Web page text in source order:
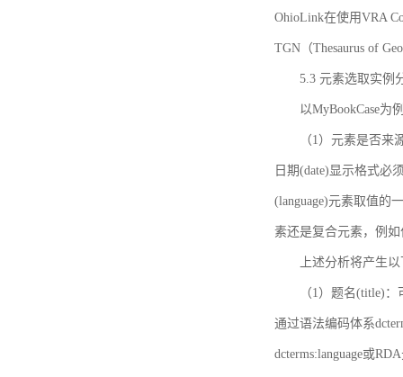
OhioLink在使用VRA
TGN（Thesaurus of
5.3 元素选取实例
以MyBookCase为
（1）元素是否
日期(date)显示格式必
(language)元素取值的
素还是复合元素，例
上述分析将产生
（1）题名(title)
通过语法编码体系
dcterms:language或